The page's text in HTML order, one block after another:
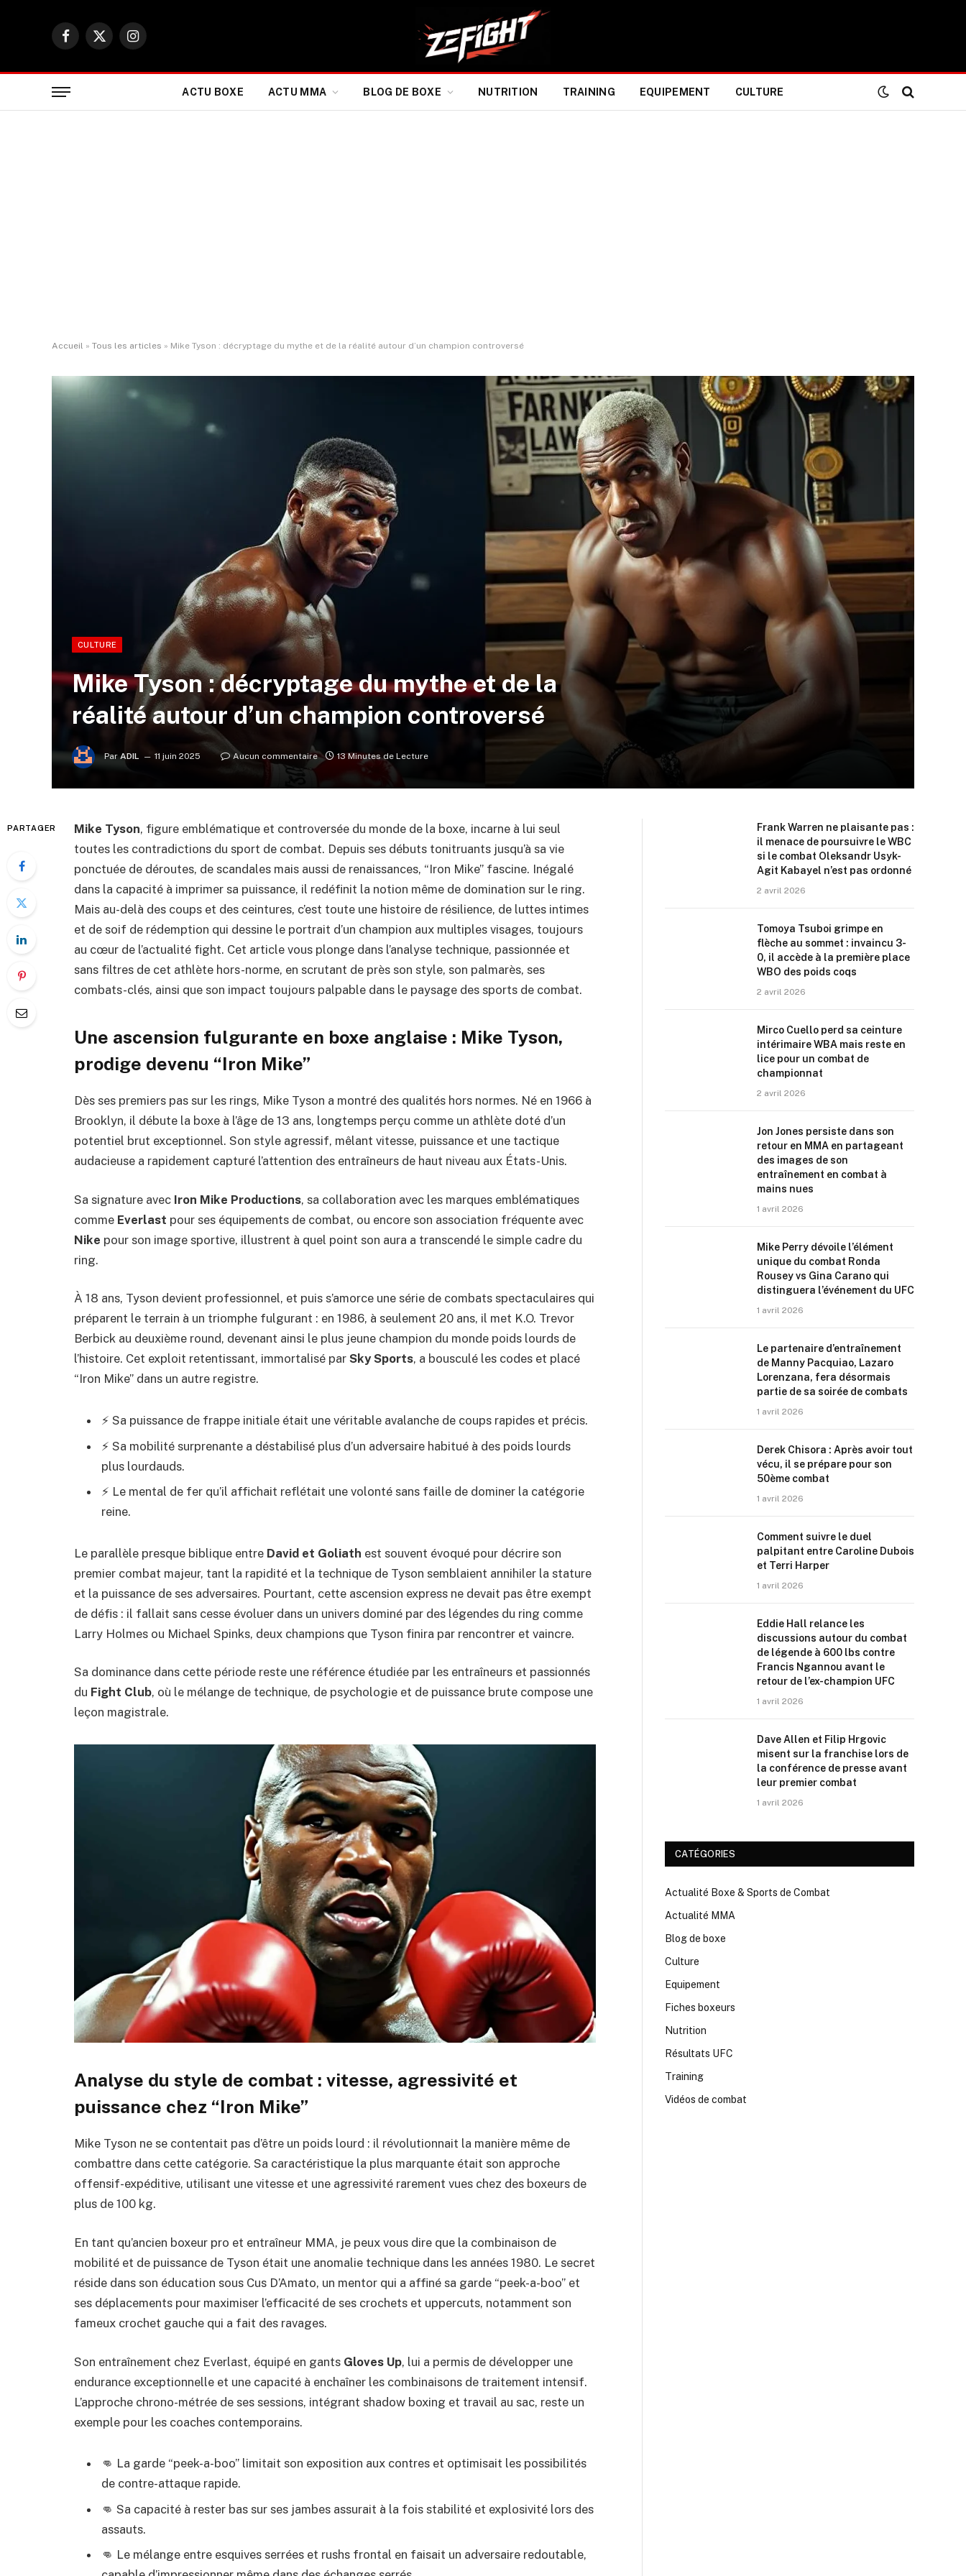
Facebook
X
Instagram
ACTU BOXE ACTU MMA BLOG DE BOXE NUTRITION TRAINING EQUIPEMENT CULTURE
Accueil » Tous les articles » Mike Tyson : décryptage du mythe et de la réalité autour d’un champion controversé
CULTURE
Mike Tyson : décryptage du mythe et de la
réalité autour d’un champion controversé
Par ADIL 11 juin 2025 Aucun commentaire 13 Minutes de Lecture
PARTAGER Mike Tyson, figure emblématique et controversée du monde de la boxe, incarne à lui seul
toutes les contradictions du sport de combat. Depuis ses débuts tonitruants jusqu’à sa vie
ponctuée de déroutes, de scandales mais aussi de renaissances, “Iron Mike” fascine. Inégalé
dans la capacité à imprimer sa puissance, il redéfinit la notion même de domination sur le ring.
Mais au-delà des coups et des ceintures, c’est toute une histoire de résilience, de luttes intimes
et de soif de rédemption qui dessine le portrait d’un champion aux multiples visages, toujours
au cœur de l’actualité fight. Cet article vous plonge dans l’analyse technique, passionnée et
sans filtres de cet athlète hors-norme, en scrutant de près son style, son palmarès, ses
combats-clés, ainsi que son impact toujours palpable dans le paysage des sports de combat.
Une ascension fulgurante en boxe anglaise : Mike Tyson,
prodige devenu “Iron Mike”
Dès ses premiers pas sur les rings, Mike Tyson a montré des qualités hors normes. Né en 1966 à
Brooklyn, il débute la boxe à l’âge de 13 ans, longtemps perçu comme un athlète doté d’un
potentiel brut exceptionnel. Son style agressif, mêlant vitesse, puissance et une tactique
audacieuse a rapidement capturé l’attention des entraîneurs de haut niveau aux États-Unis.
Sa signature avec Iron Mike Productions, sa collaboration avec les marques emblématiques
comme Everlast pour ses équipements de combat, ou encore son association fréquente avec
Nike pour son image sportive, illustrent à quel point son aura a transcendé le simple cadre du
ring.
À 18 ans, Tyson devient professionnel, et puis s’amorce une série de combats spectaculaires qui
préparent le terrain à un triomphe fulgurant : en 1986, à seulement 20 ans, il met K.O. Trevor
Berbick au deuxième round, devenant ainsi le plus jeune champion du monde poids lourds de
l’histoire. Cet exploit retentissant, immortalisé par Sky Sports, a bousculé les codes et placé
“Iron Mike” dans un autre registre.
⚡ Sa puissance de frappe initiale était une véritable avalanche de coups rapides et précis.
⚡ Sa mobilité surprenante a déstabilisé plus d’un adversaire habitué à des poids lourds
plus lourdauds.
⚡ Le mental de fer qu’il affichait reflétait une volonté sans faille de dominer la catégorie
reine.
Le parallèle presque biblique entre David et Goliath est souvent évoqué pour décrire son
premier combat majeur, tant la rapidité et la technique de Tyson semblaient annihiler la stature
et la puissance de ses adversaires. Pourtant, cette ascension express ne devait pas être exempt
de défis : il fallait sans cesse évoluer dans un univers dominé par des légendes du ring comme
Larry Holmes ou Michael Spinks, deux champions que Tyson finira par rencontrer et vaincre.
Sa dominance dans cette période reste une référence étudiée par les entraîneurs et passionnés
du Fight Club, où le mélange de technique, de psychologie et de puissance brute compose une
leçon magistrale.
Analyse du style de combat : vitesse, agressivité et
puissance chez “Iron Mike”
Mike Tyson ne se contentait pas d’être un poids lourd : il révolutionnait la manière même de
combattre dans cette catégorie. Sa caractéristique la plus marquante était son approche
offensif-expéditive, utilisant une vitesse et une agressivité rarement vues chez des boxeurs de
plus de 100 kg.
En tant qu’ancien boxeur pro et entraîneur MMA, je peux vous dire que la combinaison de
mobilité et de puissance de Tyson était une anomalie technique dans les années 1980. Le secret
réside dans son éducation sous Cus D’Amato, un mentor qui a affiné sa garde “peek-a-boo” et
ses déplacements pour maximiser l’efficacité de ses crochets et uppercuts, notamment son
fameux crochet gauche qui a fait des ravages.
Son entraînement chez Everlast, équipé en gants Gloves Up, lui a permis de développer une
endurance exceptionnelle et une capacité à enchaîner les combinaisons de traitement intensif.
L’approche chrono-métrée de ses sessions, intégrant shadow boxing et travail au sac, reste un
exemple pour les coaches contemporains.
👊 La garde “peek-a-boo” limitait son exposition aux contres et optimisait les possibilités
de contre-attaque rapide.
👊 Sa capacité à rester bas sur ses jambes assurait à la fois stabilité et explosivité lors des
assauts.
👊 Le mélange entre esquives serrées et rushs frontal en faisait un adversaire redoutable,
Frank Warren ne plaisante pas :
il menace de poursuivre le WBC
si le combat Oleksandr Usyk-
Agit Kabayel n’est pas ordonné
2 avril 2026
Tomoya Tsuboi grimpe en
flèche au sommet : invaincu 3-
0, il accède à la première place
WBO des poids coqs
2 avril 2026
Mirco Cuello perd sa ceinture
intérimaire WBA mais reste en
lice pour un combat de
championnat
2 avril 2026
Jon Jones persiste dans son
retour en MMA en partageant
des images de son
entraînement en combat à
mains nues
1 avril 2026
Mike Perry dévoile l’élément
unique du combat Ronda
Rousey vs Gina Carano qui
distinguera l’événement du UFC
1 avril 2026
Le partenaire d’entraînement
de Manny Pacquiao, Lazaro
Lorenzana, fera désormais
partie de sa soirée de combats
1 avril 2026
Derek Chisora : Après avoir tout
vécu, il se prépare pour son
50ème combat
1 avril 2026
Comment suivre le duel
palpitant entre Caroline Dubois
et Terri Harper
1 avril 2026
Eddie Hall relance les
discussions autour du combat
de légende à 600 lbs contre
Francis Ngannou avant le
retour de l’ex-champion UFC
1 avril 2026
Dave Allen et Filip Hrgovic
misent sur la franchise lors de
la conférence de presse avant
leur premier combat
1 avril 2026
CATÉGORIES
Actualité Boxe & Sports de Combat
Actualité MMA
Blog de boxe
Culture
Equipement
Fiches boxeurs
Nutrition
Résultats UFC
Training
Vidéos de combat